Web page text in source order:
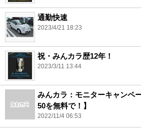
通勤快速
2023/4/21 18:23
祝・みんカラ歴12年！
2023/3/11 13:44
みんカラ：モニターキャンペ
50を無料で！】
2022/11/4 06:53